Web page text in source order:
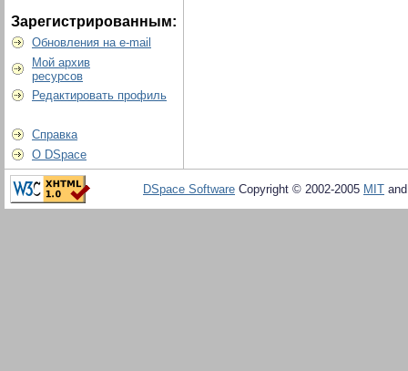
Зарегистрированным:
Обновления на e-mail
Мой архив
ресурсов
Редактировать профиль
Справка
О DSpace
DSpace Software Copyright © 2002-2005 MIT